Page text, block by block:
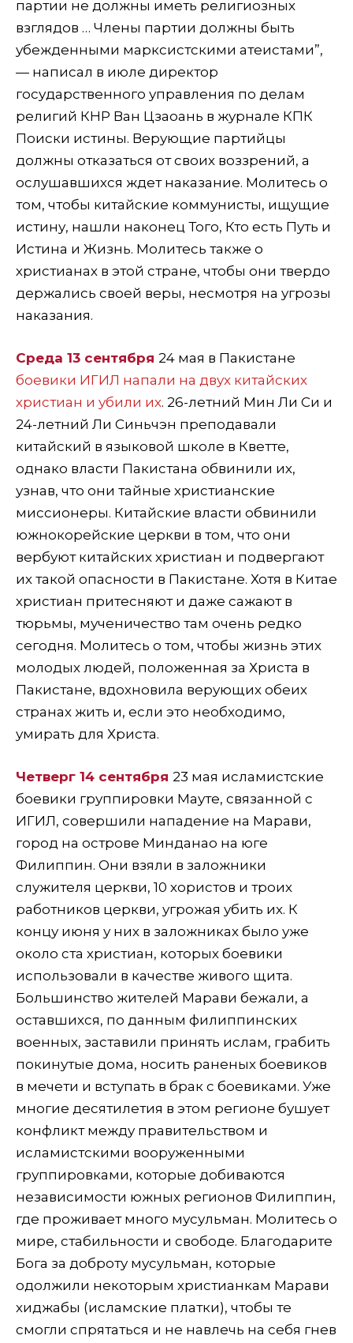
партии не должны иметь религиозных
взглядов … Члены партии должны быть
убежденными марксистскими атеистами”,
— написал в июле директор
государственного управления по делам
религий КНР Ван Цзаоань в журнале КПК
Поиски истины. Верующие партийцы
должны отказаться от своих воззрений, а
ослушавшихся ждет наказание. Молитесь о
том, чтобы китайские коммунисты, ищущие
истину, нашли наконец Того, Кто есть Путь и
Истина и Жизнь. Молитесь также о
христианах в этой стране, чтобы они твердо
держались своей веры, несмотря на угрозы
наказания.
Среда 13 сентября 24 мая в Пакистане
боевики ИГИЛ напали на двух китайских
христиан и убили их. 26-летний Мин Ли Си и
24-летний Ли Синьчэн преподавали
китайский в языковой школе в Кветте,
однако власти Пакистана обвинили их,
узнав, что они тайные христианские
миссионеры. Китайские власти обвинили
южнокорейские церкви в том, что они
вербуют китайских христиан и подвергают
их такой опасности в Пакистане. Хотя в Китае
христиан притесняют и даже сажают в
тюрьмы, мученичество там очень редко
сегодня. Молитесь о том, чтобы жизнь этих
молодых людей, положенная за Христа в
Пакистане, вдохновила верующих обеих
странах жить и, если это необходимо,
умирать для Христа.
Четверг 14 сентября 23 мая исламистские
боевики группировки Мауте, связанной с
ИГИЛ, совершили нападение на Марави,
город на острове Минданао на юге
Филиппин. Они взяли в заложники
служителя церкви, 10 хористов и троих
работников церкви, угрожая убить их. К
концу июня у них в заложниках было уже
около ста христиан, которых боевики
использовали в качестве живого щита.
Большинство жителей Марави бежали, а
оставшихся, по данным филиппинских
военных, заставили принять ислам, грабить
покинутые дома, носить раненых боевиков
в мечети и вступать в брак с боевиками. Уже
многие десятилетия в этом регионе бушует
конфликт между правительством и
исламистскими вооруженными
группировками, которые добиваются
независимости южных регионов Филиппин,
где проживает много мусульман. Молитесь о
мире, стабильности и свободе. Благодарите
Бога за доброту мусульман, которые
одолжили некоторым христианкам Марави
хиджабы (исламские платки), чтобы те
смогли спрятаться и не навлечь на себя гнев